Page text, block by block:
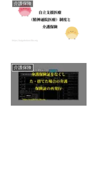
介護保険
介護保険